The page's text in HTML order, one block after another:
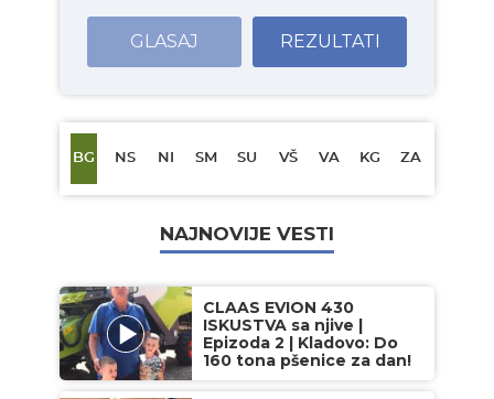
GLASAJ REZULTATI
BG NS NI SM SU VŠ VA KG ZA
NAJNOVIJE VESTI
CLAAS EVION 430
ISKUSTVA sa njive |
Epizoda 2 | Kladovo: Do
160 tona pšenice za dan!